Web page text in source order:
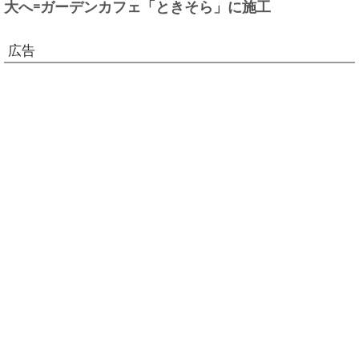
大へ=ガーデンカフェ「ときそら」に施工
広告